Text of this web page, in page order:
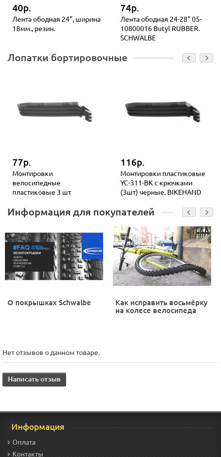
40р.
Лента ободная 24", ширина
18мм., резин.
74р.
Лента ободная 24-28" 05-
10800016 Butyl RUBBER.
SCHWALBE
Лопатки бортировочные
77р.
Монтировки
велосипедные
пластиковые 3 шт
116р.
Монтировки пластиковые
YC-311-BK с крючками
(3шт) черные. BIKEHAND
Информация для покупателей
О покрышках Schwalbe
Как исправить восьмёрку
на колесе велосипеда
Нет отзывов о данном товаре.
Написать отзыв
Информация
Оплата
Контакты